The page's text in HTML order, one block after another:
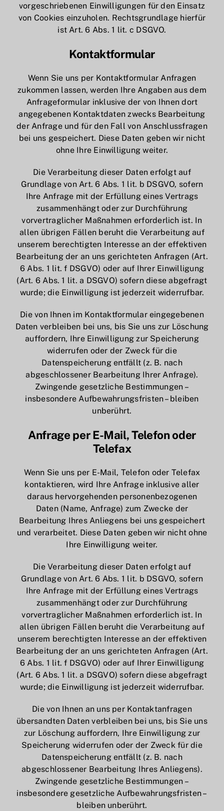
vorgeschriebenen Einwilligungen für den Einsatz
von Cookies einzuholen. Rechtsgrundlage hierfür
ist Art. 6 Abs. 1 lit. c DSGVO.
Kontaktformular
Wenn Sie uns per Kontaktformular Anfragen
zukommen lassen, werden Ihre Angaben aus dem
Anfrageformular inklusive der von Ihnen dort
angegebenen Kontaktdaten zwecks Bearbeitung
der Anfrage und für den Fall von Anschlussfragen
bei uns gespeichert. Diese Daten geben wir nicht
ohne Ihre Einwilligung weiter.
Die Verarbeitung dieser Daten erfolgt auf
Grundlage von Art. 6 Abs. 1 lit. b DSGVO, sofern
Ihre Anfrage mit der Erfüllung eines Vertrags
zusammenhängt oder zur Durchführung
vorvertraglicher Maßnahmen erforderlich ist. In
allen übrigen Fällen beruht die Verarbeitung auf
unserem berechtigten Interesse an der effektiven
Bearbeitung der an uns gerichteten Anfragen (Art.
6 Abs. 1 lit. f DSGVO) oder auf Ihrer Einwilligung
(Art. 6 Abs. 1 lit. a DSGVO) sofern diese abgefragt
wurde; die Einwilligung ist jederzeit widerrufbar.
Die von Ihnen im Kontaktformular eingegebenen
Daten verbleiben bei uns, bis Sie uns zur Löschung
auffordern, Ihre Einwilligung zur Speicherung
widerrufen oder der Zweck für die
Datenspeicherung entfällt (z. B. nach
abgeschlossener Bearbeitung Ihrer Anfrage).
Zwingende gesetzliche Bestimmungen –
insbesondere Aufbewahrungsfristen – bleiben
unberührt.
Anfrage per E-Mail, Telefon oder
Telefax
Wenn Sie uns per E-Mail, Telefon oder Telefax
kontaktieren, wird Ihre Anfrage inklusive aller
daraus hervorgehenden personenbezogenen
Daten (Name, Anfrage) zum Zwecke der
Bearbeitung Ihres Anliegens bei uns gespeichert
und verarbeitet. Diese Daten geben wir nicht ohne
Ihre Einwilligung weiter.
Die Verarbeitung dieser Daten erfolgt auf
Grundlage von Art. 6 Abs. 1 lit. b DSGVO, sofern
Ihre Anfrage mit der Erfüllung eines Vertrags
zusammenhängt oder zur Durchführung
vorvertraglicher Maßnahmen erforderlich ist. In
allen übrigen Fällen beruht die Verarbeitung auf
unserem berechtigten Interesse an der effektiven
Bearbeitung der an uns gerichteten Anfragen (Art.
6 Abs. 1 lit. f DSGVO) oder auf Ihrer Einwilligung
(Art. 6 Abs. 1 lit. a DSGVO) sofern diese abgefragt
wurde; die Einwilligung ist jederzeit widerrufbar.
Die von Ihnen an uns per Kontaktanfragen
übersandten Daten verbleiben bei uns, bis Sie uns
zur Löschung auffordern, Ihre Einwilligung zur
Speicherung widerrufen oder der Zweck für die
Datenspeicherung entfällt (z. B. nach
abgeschlossener Bearbeitung Ihres Anliegens).
Zwingende gesetzliche Bestimmungen –
insbesondere gesetzliche Aufbewahrungsfristen –
bleiben unberührt.